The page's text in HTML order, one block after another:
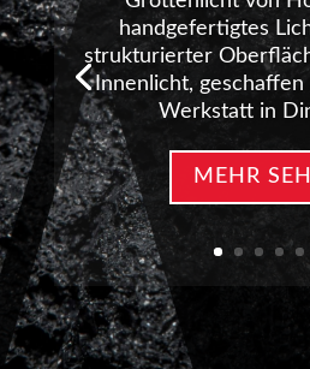
handgefertigtes
strukturierter
Innenlicht, geschaffen
Werkstatt in
MEHR